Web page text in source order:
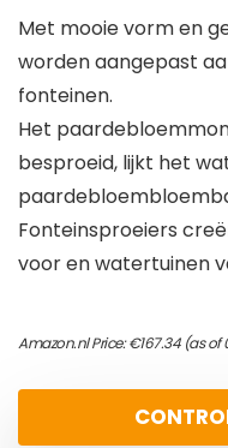
Met mooie vorm en
worden aangepast
fonteinen.
Het
besproeid, lijkt het
Fonteinsproeiers
voor en watertuinen
Amazon.nl Price:€167.34(as of